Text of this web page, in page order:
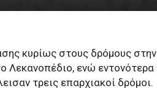
κυρίως στους δρόμους
Λεκανοπέδιο, ενώ
τρεις επαρχιακοί δρόμοι.